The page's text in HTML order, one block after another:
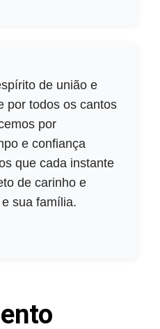
de união e
por todos os cantos
por
e confiança
que cada instante
de carinho e
sua família.